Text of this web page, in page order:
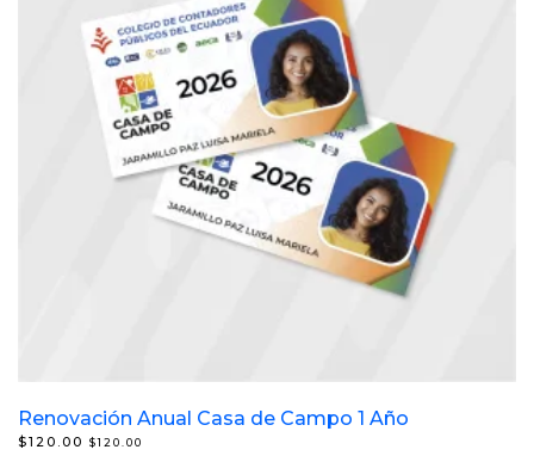
Renovación Anual Casa de Campo 1 Año
$120.00 $120.00